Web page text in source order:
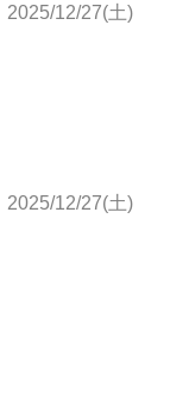
2025/12/27(土)
2025/12/27(土)